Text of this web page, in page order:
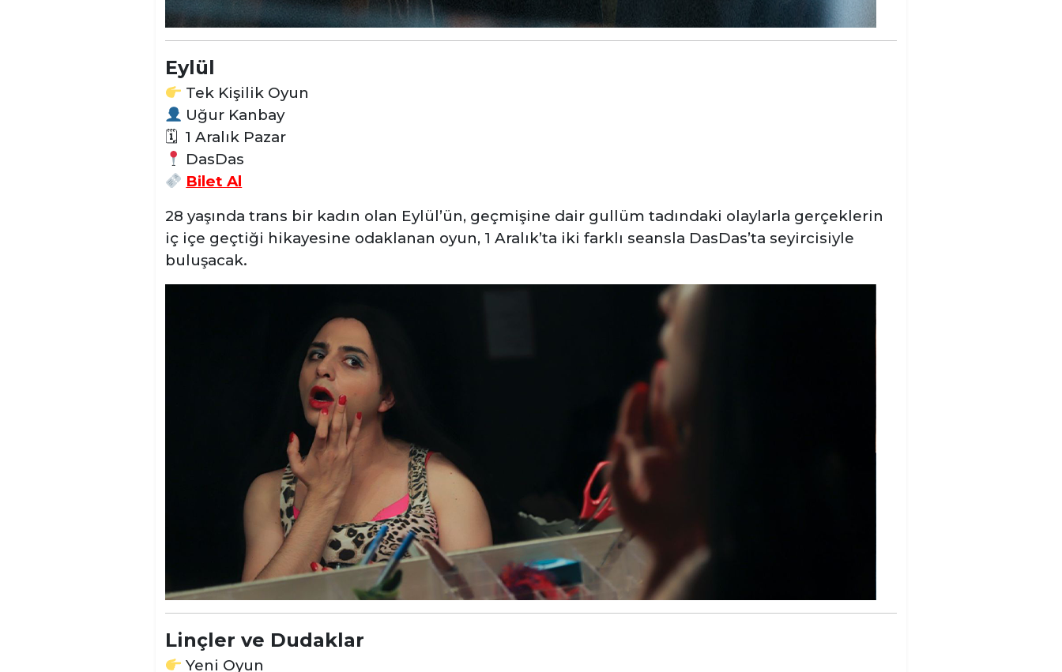
Eylül
Tek Kişilik Oyun
Uğur Kanbay
🗓 1 Aralık Pazar
DasDas
Bilet Al
28 yaşında trans bir kadın olan Eylül’ün, geçmişine dair gullüm tadındaki olaylarla gerçeklerin
iç içe geçtiği hikayesine odaklanan oyun, 1 Aralık’ta iki farklı seansla DasDas’ta seyircisiyle
buluşacak.
Linçler ve Dudaklar
Yeni Oyun